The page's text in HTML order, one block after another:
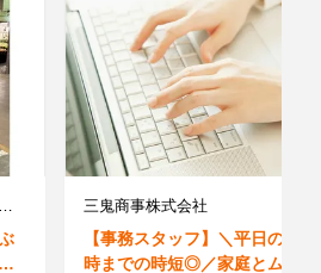
株式会社フラワーオークションジャパン 三鬼商事株式会社
【事務スタッフ】＼平日のみ×16
時までの時短◎／家庭とムリな